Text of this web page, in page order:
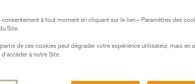
utilisés dans ce conseil avant de le
la notice technique pour pouvoir
à tout moment en cliquant sur le lien « Paramètres des
Site.
de ces cookies peut dégrader votre expérience utilisateur, mais en
à notre Site.